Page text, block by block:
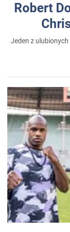
Robert
Jeden z